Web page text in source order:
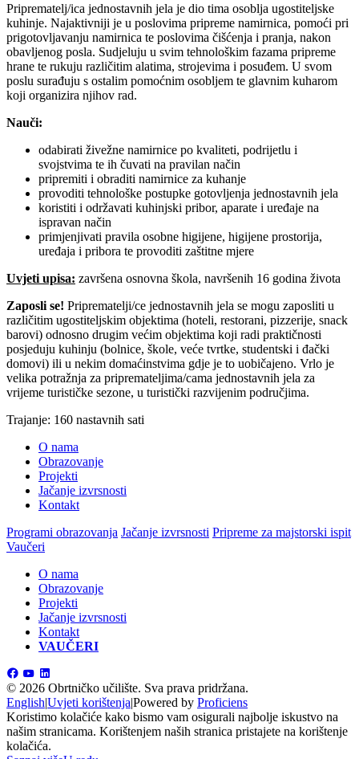
Priprematelj/ica jednostavnih jela je dio tima osoblja ugostiteljske
kuhinje. Najaktivniji je u poslovima pripreme namirnica, pomoći pri
prigotovljavanju namirnica te poslovima čišćenja i pranja, nakon
obavljenog posla. Sudjeluju u svim tehnološkim fazama pripreme
hrane te rukuju različitim alatima, strojevima i posuđem. U svom
poslu surađuju s ostalim pomoćnim osobljem te glavnim kuharom
koji organizira njihov rad.
Nauči:
odabirati živežne namirnice po kvaliteti, podrijetlu i
svojstvima te ih čuvati na pravilan način
pripremiti i obraditi namirnice za kuhanje
provoditi tehnološke postupke gotovljenja jednostavnih jela
koristiti i održavati kuhinjski pribor, aparate i uređaje na
ispravan način
primjenjivati pravila osobne higijene, higijene prostorija,
uređaja i pribora te provoditi zaštitne mjere
Uvjeti upisa: završena osnovna škola, navršenih 16 godina života
Zaposli se! Priprematelji/ce jednostavnih jela se mogu zaposliti u
različitim ugostiteljskim objektima (hoteli, restorani, pizzerije, snack
barovi) odnosno drugim većim objektima koji radi praktičnosti
posjeduju kuhinju (bolnice, škole, veće tvrtke, studentski i đački
domovi) ili u nekim domaćinstvima gdje je to uobičajeno. Vrlo je
velika potražnja za pripremateljima/cama jednostavnih jela za
vrijeme turističke sezone, u turistički razvijenim područjima.
Trajanje: 160 nastavnih sati
O nama
Obrazovanje
Projekti
Jačanje izvrsnosti
Kontakt
Programi obrazovanja Jačanje izvrsnosti Pripreme za majstorski ispit
Vaučeri
O nama
Obrazovanje
Projekti
Jačanje izvrsnosti
Kontakt
VAUČERI
© 2026 Obrtničko učilište. Sva prava pridržana.
English|Uvjeti korištenja|Powered by Proficiens
Koristimo kolačiće kako bismo vam osigurali najbolje iskustvo na
našim stranicama. Korištenjem naših stranica pristajete na korištenje
kolačića.